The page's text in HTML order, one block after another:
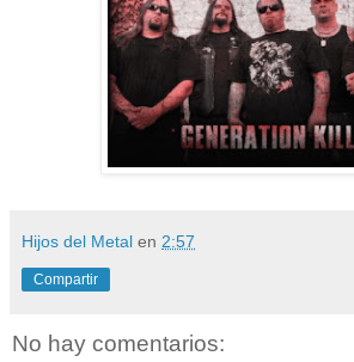
Hijos del Metal en 2:57
Compartir
No hay comentarios: